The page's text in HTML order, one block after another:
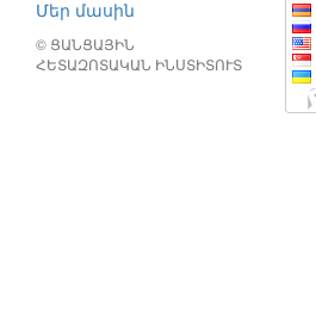
Մեր մասին
© ՑԱՆՑԱՅԻՆ
ՀԵՏԱԶՈՏԱԿԱՆ ԻՆՍՏԻՏՈՒՏ